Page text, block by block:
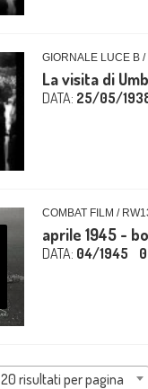
GIORNALE LUCE B /
La visita di
DATA: 25/05/
COMBAT FILM /
aprile 1945 -
DATA: 04/1945
20 risultati per pagina